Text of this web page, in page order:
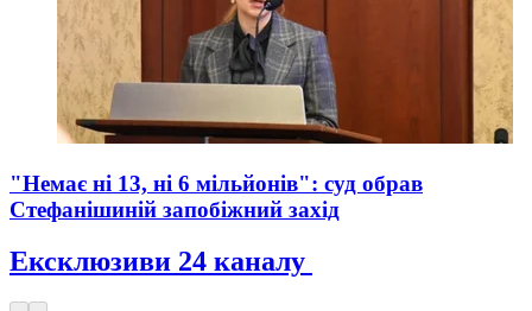
"Немає ні 13, ні 6 мільйонів": суд обрав
Стефанішиній запобіжний захід
Ексклюзиви 24 каналу